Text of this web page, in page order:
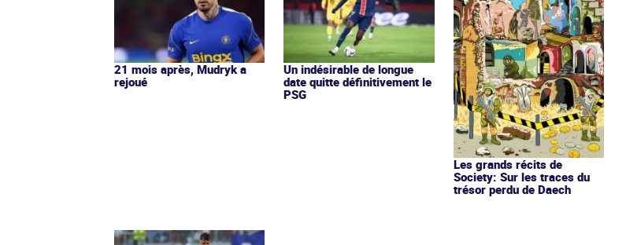
21 mois après, Mudryk a
rejoué
Un indésirable de longue
date quitte définitivement le
PSG
Les grands récits de
Society: Sur les traces du
trésor perdu de Daech